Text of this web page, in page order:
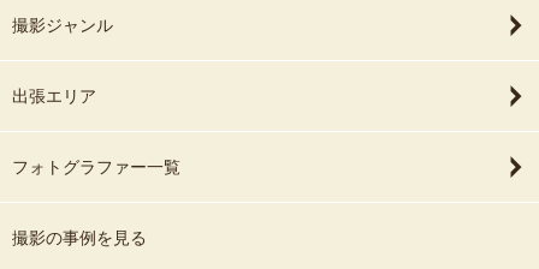
撮影ジャンル
出張エリア
フォトグラファー一覧
撮影の事例を見る